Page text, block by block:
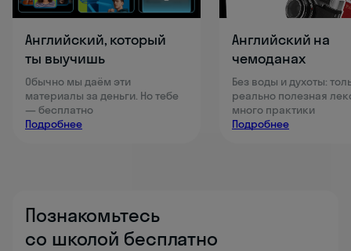
Английский, который
ты выучишь
Обычно мы даём эти
материалы за деньги. Но тебе
— бесплатно
Подробнее
Английский на
чемоданах
Без воды и духоты:
реально полезная
много практики
Подробнее
Познакомьтесь
со школой бесплатно